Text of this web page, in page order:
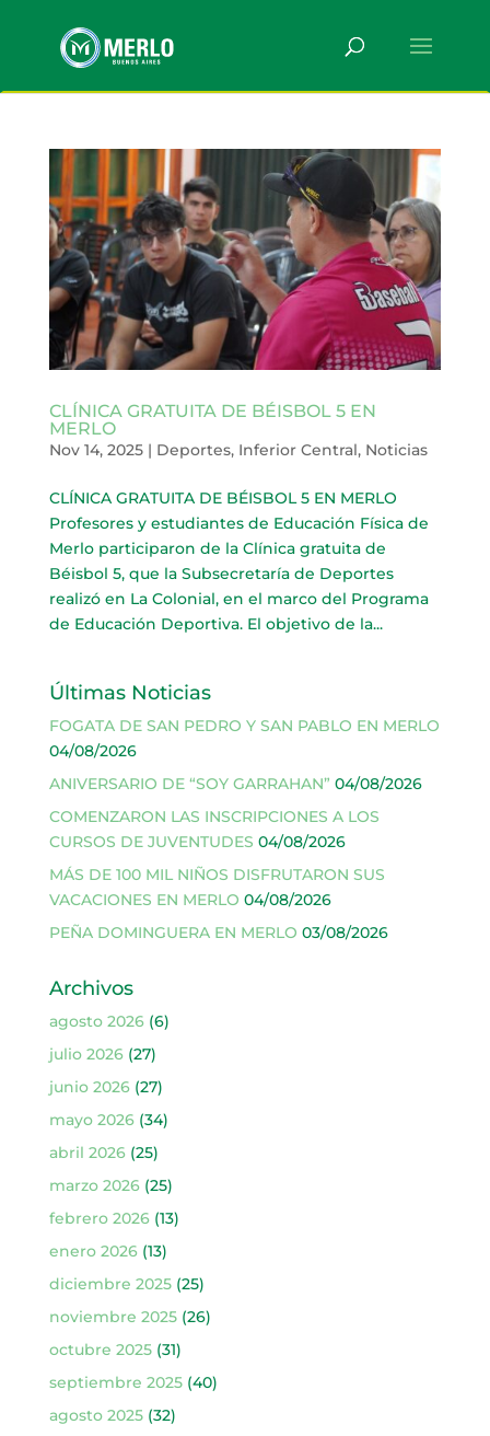
CLÍNICA GRATUITA DE BÉISBOL 5 EN
MERLO
Nov 14, 2025| Deportes, Inferior Central, Noticias
CLÍNICA GRATUITA DE BÉISBOL 5 EN MERLO
Profesores y estudiantes de Educación Física de
Merlo participaron de la Clínica gratuita de
Béisbol 5, que la Subsecretaría de Deportes
realizó en La Colonial, en el marco del Programa
de Educación Deportiva. El objetivo de la...
Últimas Noticias
FOGATA DE SAN PEDRO Y SAN PABLO EN MERLO
04/08/2026
ANIVERSARIO DE “SOY GARRAHAN” 04/08/2026
COMENZARON LAS INSCRIPCIONES A LOS
CURSOS DE JUVENTUDES 04/08/2026
MÁS DE 100 MIL NIÑOS DISFRUTARON SUS
VACACIONES EN MERLO 04/08/2026
PEÑA DOMINGUERA EN MERLO 03/08/2026
Archivos
agosto 2026(6)
julio 2026(27)
junio 2026(27)
mayo 2026(34)
abril 2026(25)
marzo 2026(25)
febrero 2026(13)
enero 2026(13)
diciembre 2025(25)
noviembre 2025(26)
octubre 2025(31)
septiembre 2025(40)
agosto 2025(32)